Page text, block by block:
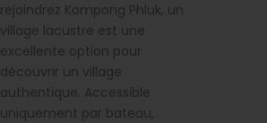
rejoindrez Kompong Phluk, un
village lacustre est une
excellente option pour
découvrir un village
authentique. Accessible
uniquement par bateau,